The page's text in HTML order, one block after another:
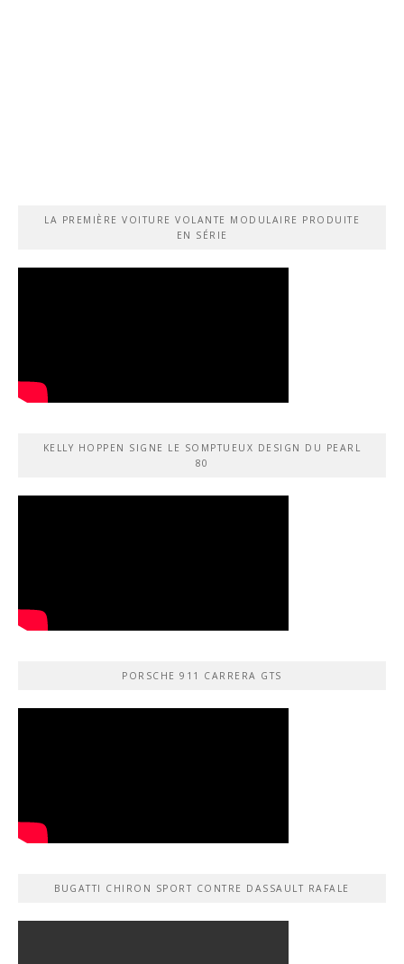
LA PREMIÈRE VOITURE VOLANTE MODULAIRE PRODUITE
EN SÉRIE
KELLY HOPPEN SIGNE LE SOMPTUEUX DESIGN DU PEARL
80
PORSCHE 911 CARRERA GTS
BUGATTI CHIRON SPORT CONTRE DASSAULT RAFALE